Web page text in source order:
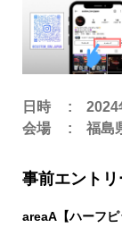
日時
2024
会場
福島
事前エント
areaA【ハーフピ